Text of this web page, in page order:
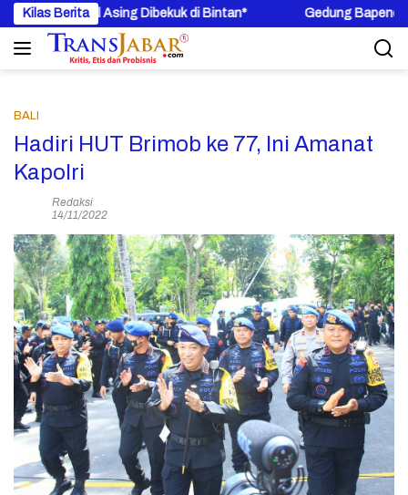
Langsung
ke
konten
Kilas Berita
Kapal Asing Dibekuk di Bintan* Gedung Bapenda DKI
BALI
Hadiri HUT Brimob ke 77, Ini Amanat
Kapolri
Redaksi
14/11/2022